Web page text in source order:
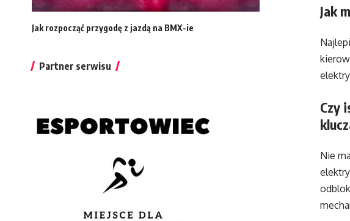
Jak
Czy
Nie
Jak rozpocząć przygodę z jazdą na BMX-ie
Partner serwisu